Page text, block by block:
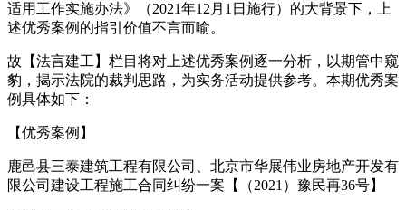
适用工作实施办法》（2021年12月1日施行）的大背景下，上
述优秀案例的指引价值不言而喻。
故【法言建工】栏目将对上述优秀案例逐一分析，以期管中窥
豹，揭示法院的裁判思路，为实务活动提供参考。本期优秀案
例具体如下：
【优秀案例】
鹿邑县三泰建筑工程有限公司、北京市华展伟业房地产开发有
限公司建设工程施工合同纠纷一案【（2021）豫民再36号】